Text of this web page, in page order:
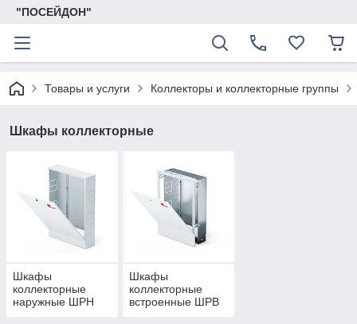
"ПОСЕЙДОН"
Товары и услуги Коллекторы и коллекторные группы
Шкафы коллекторные
Шкафы
коллекторные
наружные ШРН
Шкафы
коллекторные
встроенные ШРВ